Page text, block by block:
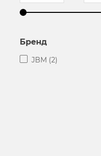
Бренд
JBM (2)